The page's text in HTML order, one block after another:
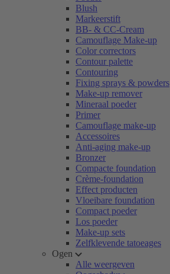
Blush
Markeerstift
BB- & CC-Cream
Camouflage Make-up
Color correctors
Contour palette
Contouring
Fixing sprays & powders
Make-up remover
Mineraal poeder
Primer
Camouflage make-up
Accessoires
Anti-aging make-up
Bronzer
Compacte foundation
Crème-foundation
Effect producten
Vloeibare foundation
Compact poeder
Los poeder
Make-up sets
Zelfklevende tatoeages
Ogen
Alle weergeven